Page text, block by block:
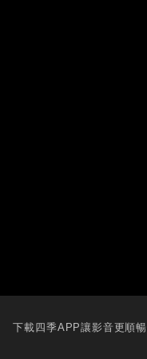
下載四季APP讓影音更順暢